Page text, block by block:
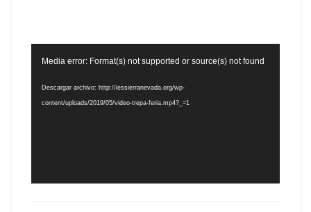
deMedia error: Format(s) not supported or source(s) not found
Descargar archivo: http://iessierranevada.org/wp-
content/uploads/2019/05/video-trepa-feria.mp4?_=1